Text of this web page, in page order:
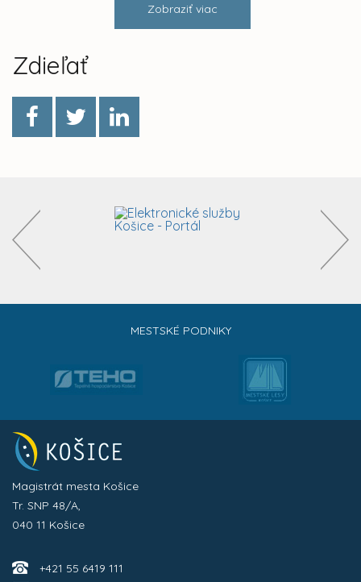
Zobraziť viac
Zdieľať
MESTSKÉ PODNIKY
Magistrát mesta Košice
Tr. SNP 48/A,
040 11 Košice
+421 55 6419 111